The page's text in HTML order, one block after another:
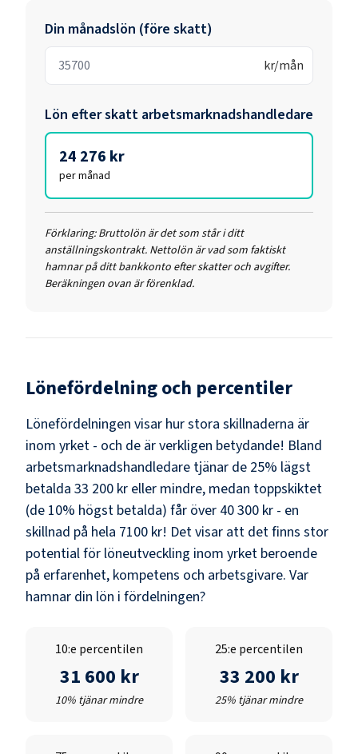
Din månadslön (före skatt)
kr/mån
Lön efter skatt arbetsmarknadshandledare
24 276 kr
per månad
Förklaring: Bruttolön är det som står i ditt
anställningskontrakt. Nettolön är vad som faktiskt
hamnar på ditt bankkonto efter skatter och avgifter.
Beräkningen ovan är förenklad.
Lönefördelning och percentiler
Lönefördelningen visar hur stora skillnaderna är
inom yrket - och de är verkligen betydande! Bland
arbetsmarknadshandledare tjänar de 25% lägst
betalda 33 200 kr eller mindre, medan toppskiktet
(de 10% högst betalda) får över 40 300 kr - en
skillnad på hela 7100 kr! Det visar att det finns stor
potential för löneutveckling inom yrket beroende
på erfarenhet, kompetens och arbetsgivare. Var
hamnar din lön i fördelningen?
10:e percentilen
31 600 kr
10% tjänar mindre
25:e percentilen
33 200 kr
25% tjänar mindre